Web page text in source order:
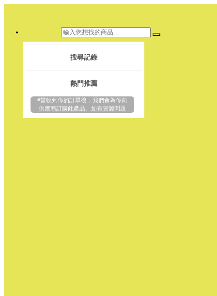
搜尋記錄
熱門推薦
#當收到你的訂單後，我們會為你向
供應商訂購此產品。如有貨源問題